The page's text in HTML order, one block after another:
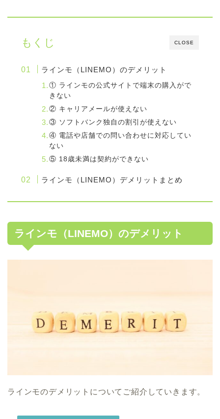
CLOSE
もくじ
ラインモ（LINEMO）のデメリット
① ラインモの公式サイトで端末の購入がで
きない
② キャリアメールが使えない
③ ソフトバンク独自の割引が使えない
④ 電話や店舗での問い合わせに対応してい
ない
⑤ 18歳未満は契約ができない
ラインモ（LINEMO）デメリットまとめ
ラインモ（LINEMO）のデメリット
ラインモのデメリットについてご紹介していきます。